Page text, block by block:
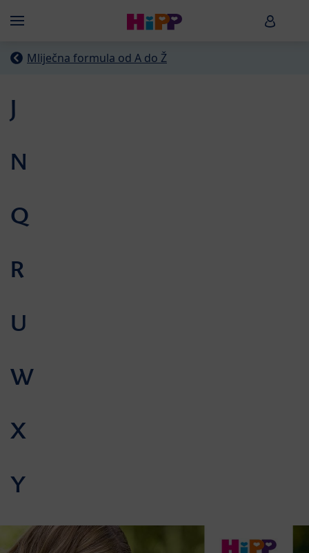
Menü HiPP
Mliječna formula od A do Ž
J
N
Q
R
U
W
X
Y